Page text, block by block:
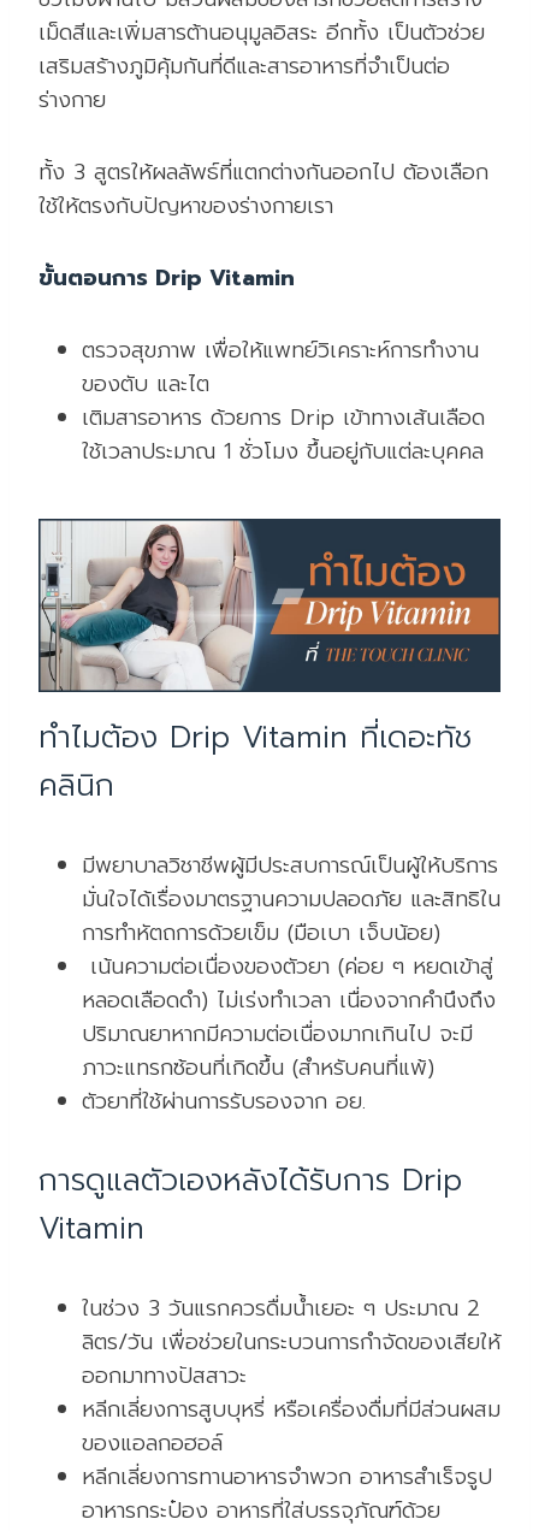
เม็ดสีและเพิ่มสารต้านอนุมูลอิสระ อีกทั้ง เป็นตัวช่วย
เสริมสร้างภูมิคุ้มกันที่ดีและสารอาหารที่จำเป็นต่อ
ร่างกาย
ทั้ง 3 สูตรให้ผลลัพธ์ที่แตกต่างกันออกไป ต้องเลือก
ใช้ให้ตรงกับปัญหาของร่างกายเรา
ขั้นตอนการ Drip Vitamin
ตรวจสุขภาพ เพื่อให้แพทย์วิเคราะห์การทำงาน
ของตับ และไต
เติมสารอาหาร ด้วยการ Drip เข้าทางเส้นเลือด
ใช้เวลาประมาณ 1 ชั่วโมง ขึ้นอยู่กับแต่ละบุคคล
ทำไมต้อง Drip Vitamin ที่เดอะทัช
คลินิก
มีพยาบาลวิชาชีพผู้มีประสบการณ์เป็นผู้ให้บริการ
มั่นใจได้เรื่องมาตรฐานความปลอดภัย และสิทธิใน
การทำหัตถการด้วยเข็ม (มือเบา เจ็บน้อย)
เน้นความต่อเนื่องของตัวยา (ค่อย ๆ หยดเข้าสู่
หลอดเลือดดำ) ไม่เร่งทำเวลา เนื่องจากคำนึงถึง
ปริมาณยาหากมีความต่อเนื่องมากเกินไป จะมี
ภาวะแทรกซ้อนที่เกิดขึ้น (สำหรับคนที่แพ้)
ตัวยาที่ใช้ผ่านการรับรองจาก อย.
การดูแลตัวเองหลังได้รับการ Drip
Vitamin
ในช่วง 3 วันแรกควรดื่มน้ำเยอะ ๆ ประมาณ 2
ลิตร/วัน เพื่อช่วยในกระบวนการกำจัดของเสียให้
ออกมาทางปัสสาวะ
หลีกเลี่ยงการสูบบุหรี่ หรือเครื่องดื่มที่มีส่วนผสม
ของแอลกอฮอล์
หลีกเลี่ยงการทานอาหารจำพวก อาหารสำเร็จรูป
อาหารกระป๋อง อาหารที่ใส่บรรจุภัณฑ์ด้วย